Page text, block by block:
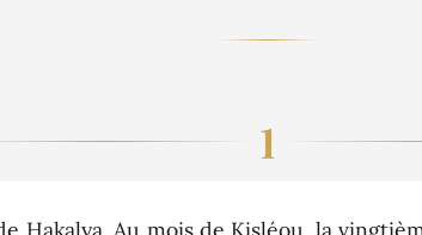
1
Hakalya. Au mois de Kisléou, la